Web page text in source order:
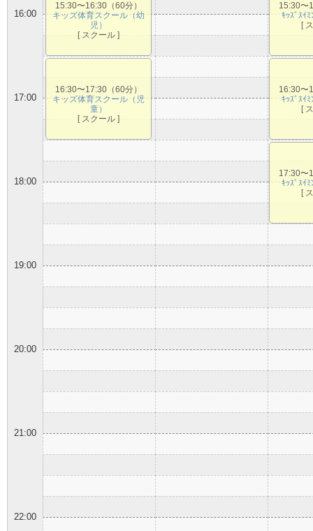
16:00
17:00
18:00
19:00
20:00
21:00
22:00
15:30〜16:30（60分）
キッズ体育スクール（幼
児）
[ スクール ]
16:30〜17:30（60分）
キッズ体育スクール（児
童）
[ スクール ]
15:30〜
ｷｯｽﾞｽｲ
[
16:30〜
ｷｯｽﾞｽｲ
[
17:30〜
ｷｯｽﾞｽｲ
[